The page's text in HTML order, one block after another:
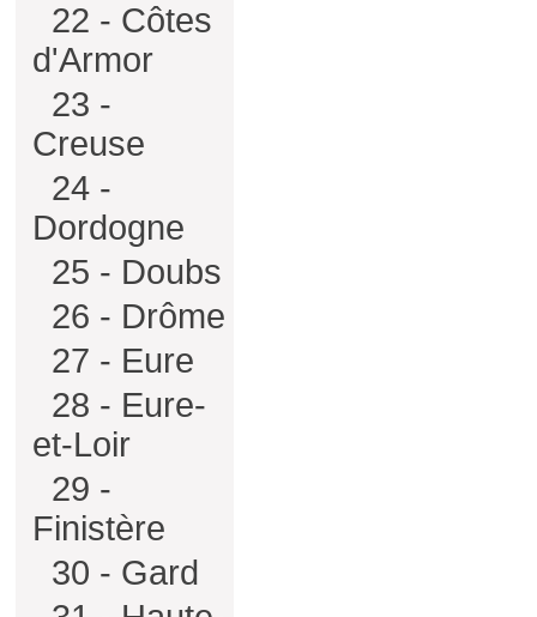
22 - Côtes
d'Armor
23 -
Creuse
24 -
Dordogne
25 - Doubs
26 - Drôme
27 - Eure
28 - Eure-
et-Loir
29 -
Finistère
30 - Gard